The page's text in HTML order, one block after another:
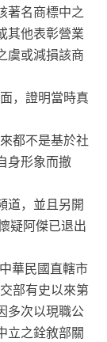
著名商標中之
其他表彰營業
虞或減損該商
，證明當時真
都不是基於社
身形象而撤
道，並且另開
疑阿傑已退出
華民國直轄市
部有史以來第
多次以現職公
立之銓敘部關